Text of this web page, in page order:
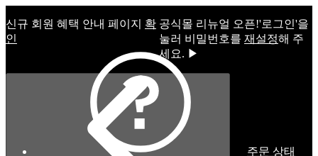
신규 회원 혜택 안내 페이지 확
인
공식몰 리뉴얼 오픈!ㅤ'로그인'을
눌러 비밀번호를 재설정해 주
세요. ▶
주문 상태